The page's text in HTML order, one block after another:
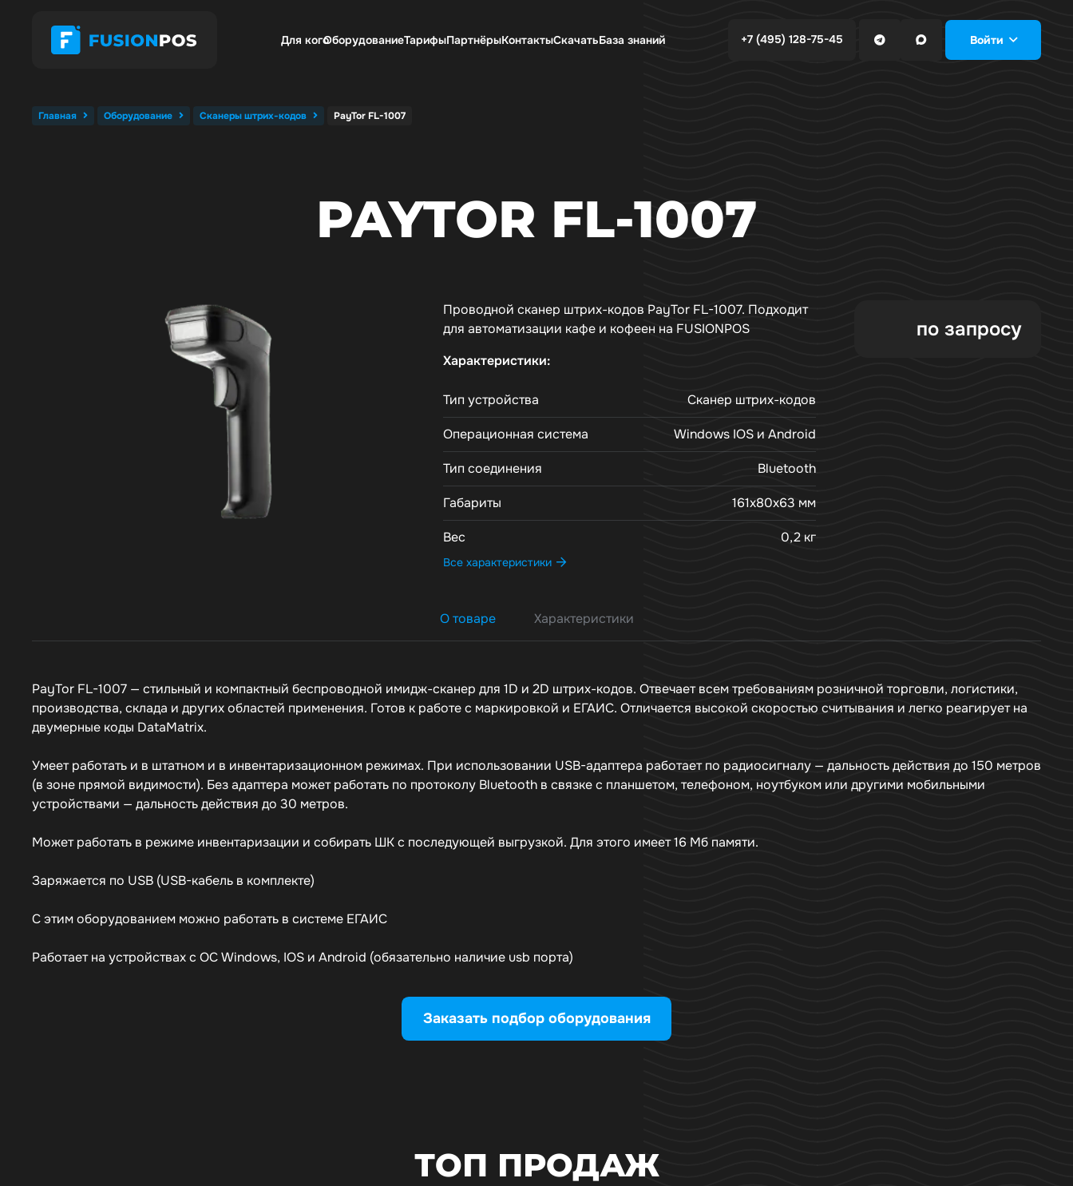
Для когоОборудованиеТарифыПартнёрыКонтактыСкачатьБаза знаний +7 (495) 128-75-45 Войти
Главная Оборудование Сканеры штрих-кодов PayTor FL-1007
PAYTOR FL-1007
Проводной сканер штрих-кодов PayTor FL-1007. Подходит
для автоматизации кафе и кофеен на FUSIONPOS
Характеристики:
Тип устройства Сканер штрих-кодов
Операционная система Windows IOS и Android
Тип соединения Bluetooth
Габариты 161x80x63 мм
Вес 0,2 кг
Все характеристики
по запросу
О товаре Характеристики
PayTor FL-1007 — стильный и компактный беспроводной имидж-сканер для 1D и 2D штрих-кодов. Отвечает всем требованиям розничной торговли, логистики,
производства, склада и других областей применения. Готов к работе с маркировкой и ЕГАИС. Отличается высокой скоростью считывания и легко реагирует на
двумерные коды DataMatrix.
Умеет работать и в штатном и в инвентаризационном режимах. При использовании USB-адаптера работает по радиосигналу — дальность действия до 150 метров
(в зоне прямой видимости). Без адаптера может работать по протоколу Bluetooth в связке с планшетом, телефоном, ноутбуком или другими мобильными
устройствами — дальность действия до 30 метров.
Может работать в режиме инвентаризации и собирать ШК с последующей выгрузкой. Для этого имеет 16 Мб памяти.
Заряжается по USB (USB-кабель в комплекте)
С этим оборудованием можно работать в системе ЕГАИС
Работает на устройствах с ОС Windows, IOS и Android (обязательно наличие usb порта)
Заказать подбор оборудования
ТОП ПРОДАЖ